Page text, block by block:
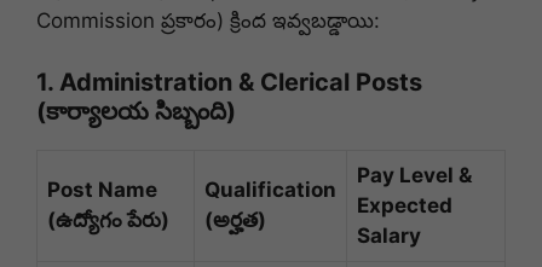
Commission ప్రకారం) క్రింద ఇవ్వబడ్డాయి:
1. Administration & Clerical Posts
(కార్యాలయ సిబ్బంది)
Post Name
(ఉద్యోగం పేరు)
Qualification
(అర్హత)
Pay Level &
Expected
Salary